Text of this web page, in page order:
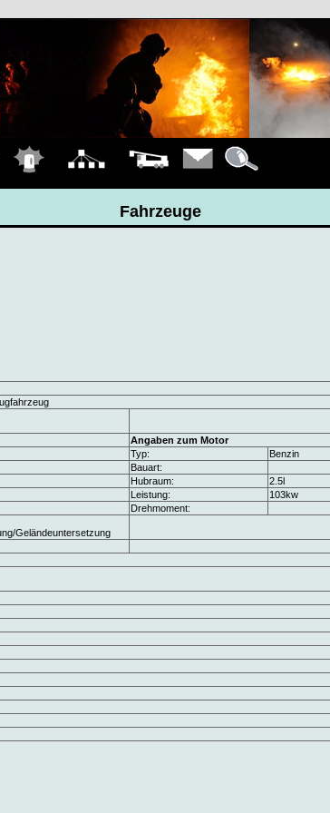
Fahrzeuge
Angaben zum Motor
Typ:
Benzin
Bauart:
Hubraum:
2.5l
Leistung:
103kw
Drehmoment:
Geländeuntersetzung